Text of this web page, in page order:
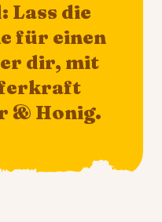
Lass die
für einen
dir, mit
& Honig.